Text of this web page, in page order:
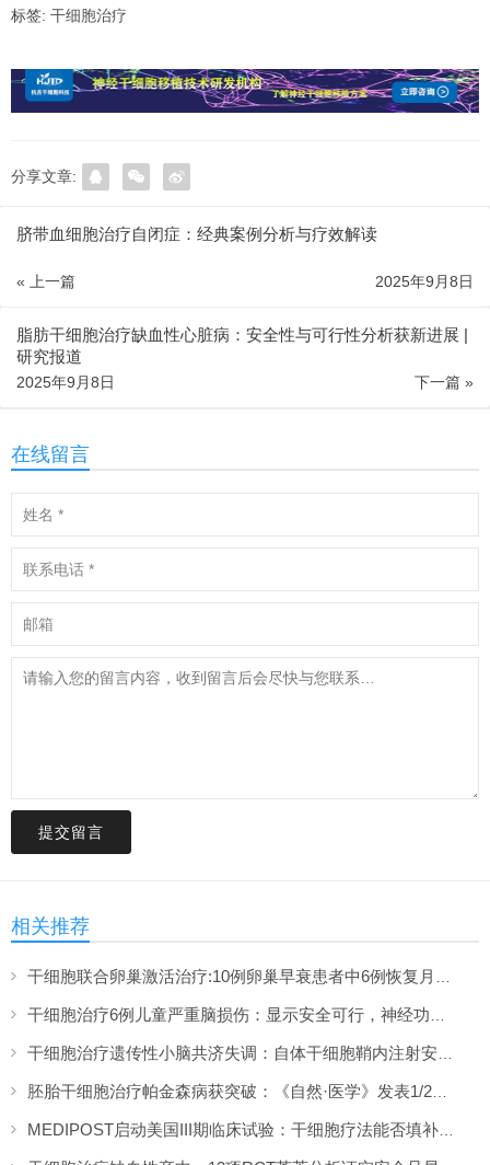
标签: 干细胞治疗
分享文章:
脐带血细胞治疗自闭症：经典案例分析与疗效解读
« 上一篇 2025年9月8日
脂肪干细胞治疗缺血性心脏病：安全性与可行性分析获新进展 |
研究报道
下一篇 »
2025年9月8日
在线留言
提交留言
相关推荐